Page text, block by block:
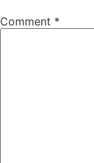
Comment *